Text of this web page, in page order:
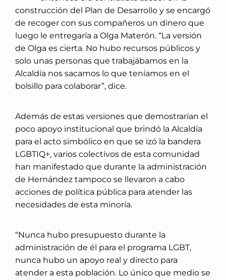
construcción del Plan de Desarrollo y se encargó
de recoger con sus compañeros un dinero que
luego le entregaría a Olga Materón. “La versión
de Olga es cierta. No hubo recursos públicos y
solo unas personas que trabajábamos en la
Alcaldía nos sacamos lo que teníamos en el
bolsillo para colaborar”, dice.
Además de estas versiones que demostrarían el
poco apoyo institucional que brindó la Alcaldía
para el acto simbólico en que se izó la bandera
LGBTIQ+, varios colectivos de esta comunidad
han manifestado que durante la administración
de Hernández tampoco se llevaron a cabo
acciones de política pública para atender las
necesidades de esta minoría.
“Nunca hubo presupuesto durante la
administración de él para el programa LGBT,
nunca hubo un apoyo real y directo para
atender a esta población. Lo único que medio se